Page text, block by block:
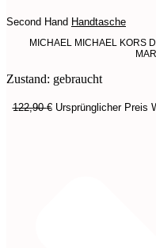
Second Hand Handtasche
MICHAEL MICHAEL KORS
Zustand: gebraucht
122,90€ Ursprünglicher Preis